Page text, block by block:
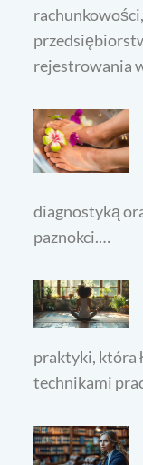
rejestrowania
diagnostyką
paznokci.…
praktyki, która
technikami